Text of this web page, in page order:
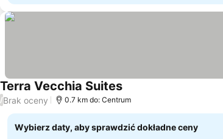
Terra Vecchia Suites
/Brak oceny 0.7 km do: Centrum
Wybierz daty, aby sprawdzić dokładne ceny